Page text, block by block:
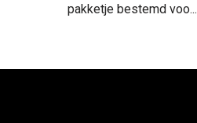
pakketje bestemd voo...